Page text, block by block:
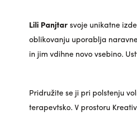
Lili Panjtarsvoje unikatne
oblikovanju uporablja
in jim vdihne novo vsebino.
Pridružite se ji pri polstenju
terapevtsko. V prostoru